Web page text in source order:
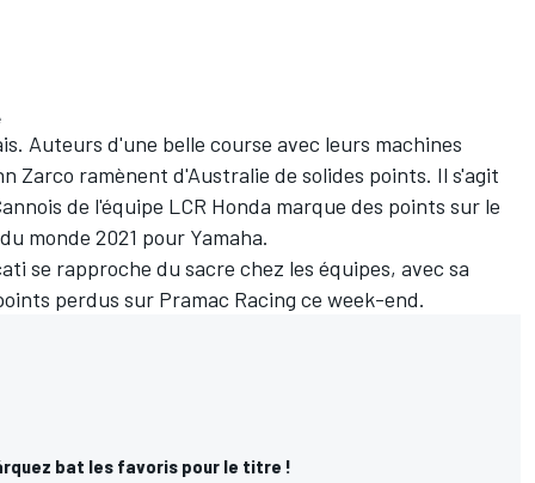
Auteurs d'une belle course avec leurs machines
Zarco ramènent d'Australie de solides points. Il s'agit
de l'équipe LCR Honda marque des points sur le
monde 2021 pour Yamaha.
se rapproche du sacre chez les équipes, avec sa
perdus sur Pramac Racing ce week-end.
bat les favoris pour le titre !